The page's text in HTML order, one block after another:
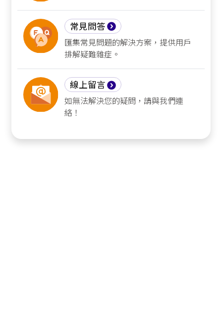
常見問答
匯集常見問題的解決方案，提供用戶
排解疑難雜症。
線上留言
如無法解決您的疑問，請與我們連
絡！